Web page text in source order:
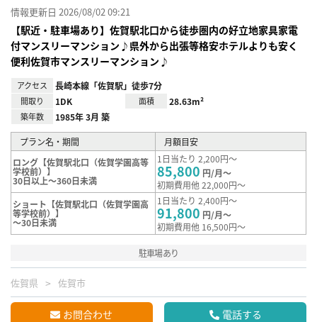
情報更新日 2026/08/02 09:21
【駅近・駐車場あり】佐賀駅北口から徒歩圏内の好立地家具家電
付マンスリーマンション♪県外から出張等格安ホテルよりも安く
便利佐賀市マンスリーマンション♪
アクセス 長崎本線「佐賀駅」徒歩7分
間取り 1DK 面積 28.63m²
築年数 1985年 3月 築
プラン名・期間
月額目安
ロング【佐賀駅北口（佐賀学園高等
学校前）】
30日以上～360日未満
1日当たり 2,200円～
85,800 円/月～
初期費用他 22,000円～
ショート【佐賀駅北口（佐賀学園高
等学校前）】
～30日未満
1日当たり 2,400円～
91,800 円/月～
初期費用他 16,500円～
駐車場あり
佐賀県 佐賀市
お問合わせ 電話する